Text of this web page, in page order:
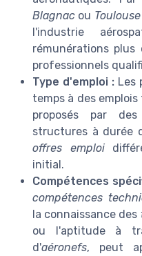
Blagnac ou Toulouse
l'industrie
rémunérations
professionnels
Type d'emploi : Les
temps à des
proposés par des
structures à durée
offres emploi
initial.
Compétences
compétences
la connaissance des
ou l'aptitude à
d'aéronefs, peut